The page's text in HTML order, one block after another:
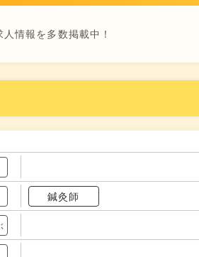
情報を多数掲載中！
鍼灸師